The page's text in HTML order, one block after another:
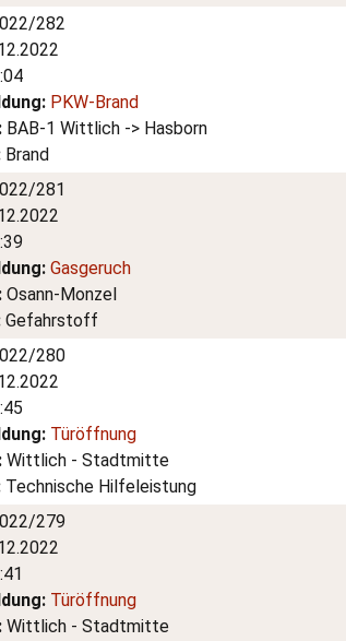
282
PKW-Brand
BAB-1 Wittlich -> Hasborn
Brand
281
Gasgeruch
Osann-Monzel
Gefahrstoff
280
Türöffnung
Wittlich - Stadtmitte
Technische Hilfeleistung
279
Türöffnung
Wittlich - Stadtmitte